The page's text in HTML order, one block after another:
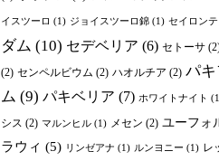
イスツーロ (1) ジョイスツーロ錦 (1) セイロン
ダム (10) セデベリア (6) セトーサ
(2) センペルビウム (2) ハオルチア (2) パキ
ム (9) パキベリア (7) ホワイトナイト
シス (2) マルンヒル (1) メセン (2) ユーフォ
ラウィ (5) リンゼアナ (1) ルンヨニー (1) レ